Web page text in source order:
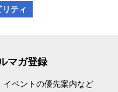
ティ
マガ登録
イベントの優先案内など